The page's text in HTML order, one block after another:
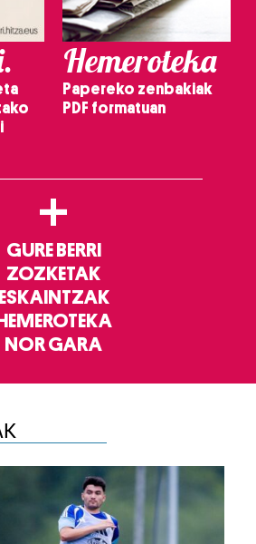
Hemeroteka
Papereko zenbakiak
PDF formatuan
+
GURE BERRI
ZOZKETAK
ESKAINTZAK
HEMEROTEKA
NOR GARA